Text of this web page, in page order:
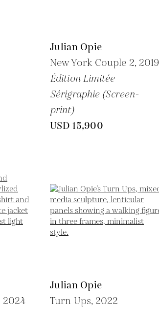
Julian Opie
New York Couple 2, 2019
Édition Limitée
Sérigraphie (Screen-
print)
USD 15,900
2024
Julian Opie
Turn Ups, 2022